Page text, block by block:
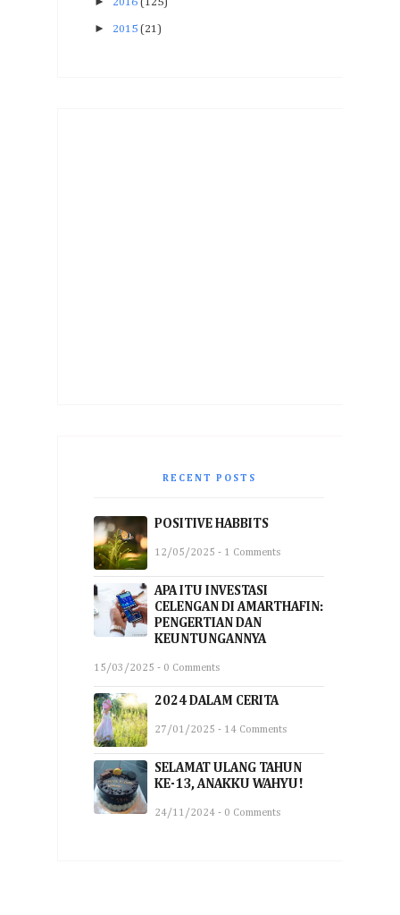
► 2015 (21)
RECENT POSTS
POSITIVE HABBITS
12/05/2025 - 1 Comments
APA ITU INVESTASI
CELENGAN DI AMARTHAFIN:
PENGERTIAN DAN
KEUNTUNGANNYA
15/03/2025 - 0 Comments
2024 DALAM CERITA
27/01/2025 - 14 Comments
SELAMAT ULANG TAHUN
KE-13, ANAKKU WAHYU!
24/11/2024 - 0 Comments